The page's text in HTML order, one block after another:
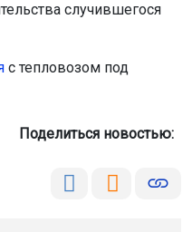
случившегося
с тепловозом под
Поделиться новостью: